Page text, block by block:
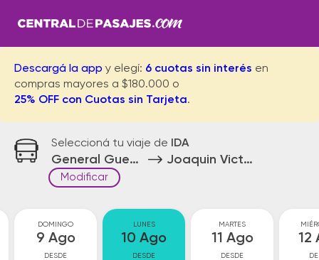
Descargá la app y elegí: 6 cuotas sin interés en
compras mayores a $180.000 o
25% OFF con Cuotas sin Tarjeta.
Seleccioná tu viaje de IDA
General Guemes Joaquin Victor Gonzalez
Modificar
DOMINGO
9 Ago
DESDE
LUNES
10 Ago
DESDE
MARTES
11 Ago
DESDE
12